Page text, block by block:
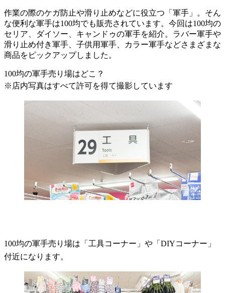
作業の際のケガ防止や滑り止めなどに役立つ「軍手」。そん
な便利な軍手は100均でも販売されています。今回は100均の
セリア、ダイソー、キャンドゥの軍手を紹介。ラバー軍手や
滑り止め付き軍手、子供用軍手、カラー軍手などさまざまな
商品をピックアップしました。
100均の軍手売り場はどこ？
※店内写真はすべて許可を得て撮影しています
100均の軍手売り場は「工具コーナー」や「DIYコーナー」
付近になります。